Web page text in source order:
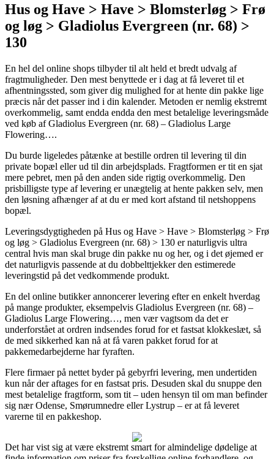
Hus og Have > Have > Blomsterløg > Frø
og løg > Gladiolus Evergreen (nr. 68) >
130
En hel del online shops tilbyder til alt held et bredt udvalg af
fragtmuligheder. Den mest benyttede er i dag at få leveret til et
afhentningssted, som giver dig mulighed for at hente din pakke lige
præcis når det passer ind i din kalender. Metoden er nemlig ekstremt
overkommelig, samt endda endda den mest betalelige leveringsmåde
ved køb af Gladiolus Evergreen (nr. 68) – Gladiolus Large
Flowering….
Du burde ligeledes påtænke at bestille ordren til levering til din
private bopæl eller ud til din arbejdsplads. Fragtformen er tit en sjat
mere pebret, men på den anden side rigtig overkommelig. Den
prisbilligste type af levering er unægtelig at hente pakken selv, men
den løsning afhænger af at du er med kort afstand til netshoppens
bopæl.
Leveringsdygtigheden på Hus og Have > Have > Blomsterløg > Frø
og løg > Gladiolus Evergreen (nr. 68) > 130 er naturligvis ultra
central hvis man skal bruge din pakke nu og her, og i det øjemed er
det naturligvis passende at du dobbelttjekker den estimerede
leveringstid på det vedkommende produkt.
En del online butikker annoncerer levering efter en enkelt hverdag
på mange produkter, eksempelvis Gladiolus Evergreen (nr. 68) –
Gladiolus Large Flowering…, men vær vagtsom da det er
underforstået at ordren indsendes forud for et fastsat klokkeslæt, så
de med sikkerhed kan nå at få varen pakket forud for at
pakkemedarbejderne har fyraften.
Flere firmaer på nettet byder på gebyrfri levering, men undertiden
kun når der aftages for en fastsat pris. Desuden skal du snuppe den
mest betalelige fragtform, som tit – uden hensyn til om man befinder
sig nær Odense, Smørumnedre eller Lystrup – er at få leveret
varerne til en pakkeshop.
Det har vist sig at være ekstremt smart for almindelige dødelige at